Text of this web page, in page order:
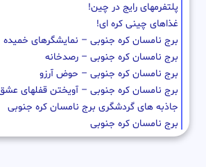
پلتفرمهای رایج در چین!
غذاهای چینی کره ای!
برج نامسان کره جنوبی – نمایشگرهای خمیده
برج نامسان کره جنوبی – رصدخانه
برج نامسان کره جنوبی – حوض آرزو
برج نامسان کره جنوبی – آویختن قفلهای
جاذبه های گردشگری برج نامسان کره جنوبی
برج نامسان کره جنوبی